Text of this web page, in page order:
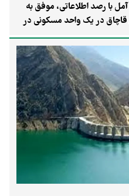
با رصد اطلاعاتی، موفق به
جنگلی قاچاق در یک واحد مسکونی در
که برای تولید غیرمجاز
ضبط و متخلف به مراجع قضایی